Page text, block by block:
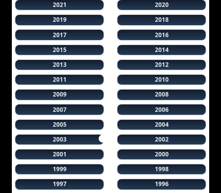
2021
2020
2019
2018
2017
2016
2015
2014
2013
2012
2011
2010
2009
2008
2007
2006
2005
2004
2003
2002
2001
2000
1999
1998
1997
1996